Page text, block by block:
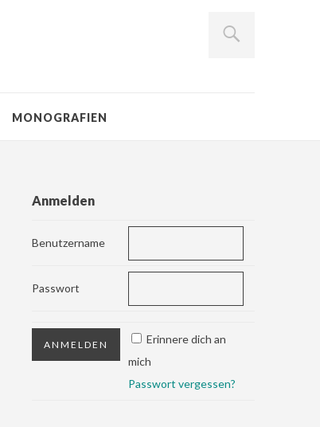
MONOGRAFIEN
Anmelden
Benutzername
Passwort
Erinnere dich an
mich
Passwort vergessen?